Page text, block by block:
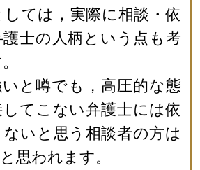
ては，実際に相談・依
士の人柄という点も考
と噂でも，高圧的な態
てこない弁護士には依
いと思う相談者の方は
思われます。